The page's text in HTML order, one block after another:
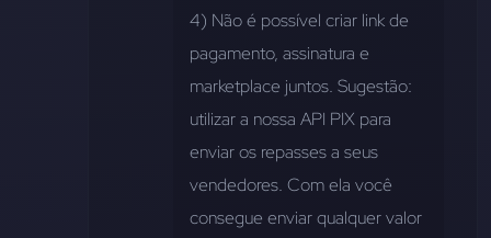
4) Não é possível criar link de
pagamento, assinatura e
marketplace juntos. Sugestão:
utilizar a nossa API PIX para
enviar os repasses a seus
vendedores. Com ela você
consegue enviar qualquer valor